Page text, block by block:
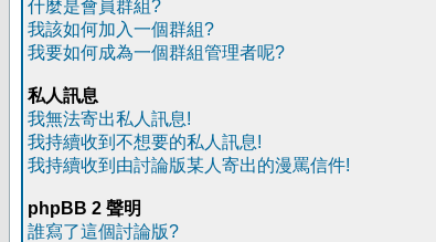
什麼是會員群組?
我該如何加入一個群組?
我要如何成為一個群組管理者呢?
私人訊息
我無法寄出私人訊息!
我持續收到不想要的私人訊息!
我持續收到由討論版某人寄出的漫罵信件!
phpBB 2 聲明
誰寫了這個討論版?